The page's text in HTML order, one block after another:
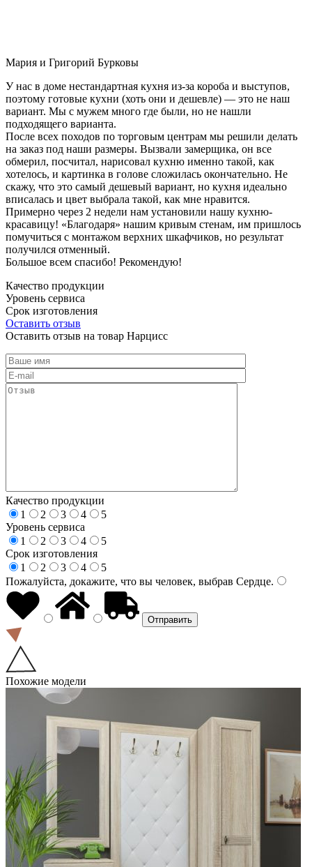
Мария и Григорий Бурковы
У нас в доме нестандартная кухня из-за короба и выступов,
поэтому готовые кухни (хоть они и дешевле) — это не наш
вариант. Мы с мужем много где были, но не нашли
подходящего варианта.
После всех походов по торговым центрам мы решили делать
на заказ под наши размеры. Вызвали замерщика, он все
обмерил, посчитал, нарисовал кухню именно такой, как
хотелось, и картинка в голове сложилась окончательно. Не
скажу, что это самый дешевый вариант, но кухня идеально
вписалась и цвет выбрала такой, как мне нравится.
Примерно через 2 недели нам установили нашу кухню-
красавицу! «Благодаря» нашим кривым стенам, им пришлось
помучиться с монтажом верхних шкафчиков, но результат
получился отменный.
Большое всем спасибо! Рекомендую!
Качество продукции
Уровень сервиса
Срок изготовления
Оставить отзыв
Оставить отзыв на товар Нарцисс
Качество продукции
1
2 3 4
5
Уровень сервиса
1
2 3 4
5
Срок изготовления
1
2 3 4
5
Пожалуйста, докажите, что вы человек, выбрав Сердце.
Похожие модели